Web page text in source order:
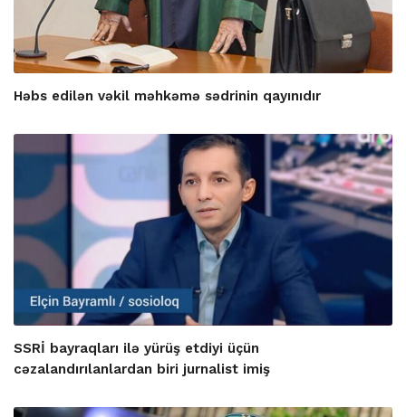
Həbs edilən vəkil məhkəmə sədrinin qayınıdır
SSRİ bayraqları ilə yürüş etdiyi üçün
cəzalandırılanlardan biri jurnalist imiş